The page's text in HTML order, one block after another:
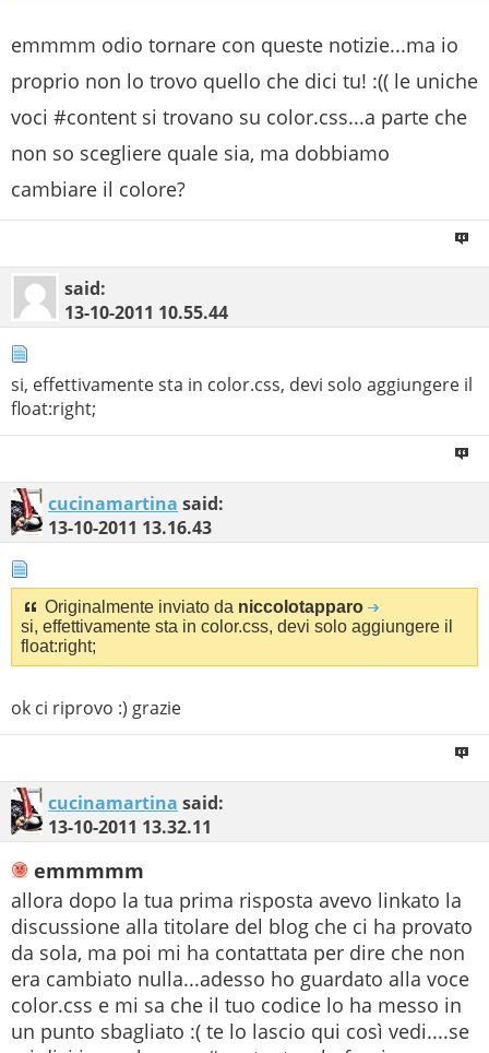
emmmm odio tornare con queste notizie...ma io
proprio non lo trovo quello che dici tu! :(( le uniche
voci #content si trovano su color.css...a parte che
non so scegliere quale sia, ma dobbiamo
cambiare il colore?
said:
13-10-2011 10.55.44
si, effettivamente sta in color.css, devi solo aggiungere il
float:right;
cucinamartina said:
13-10-2011 13.16.43
Originalmente inviato da niccolotapparo
si, effettivamente sta in color.css, devi solo aggiungere il
float:right;
ok ci riprovo :) grazie
cucinamartina said:
13-10-2011 13.32.11
emmmmm
allora dopo la tua prima risposta avevo linkato la
discussione alla titolare del blog che ci ha provato
da sola, ma poi mi ha contattata per dire che non
era cambiato nulla...adesso ho guardato alla voce
color.css e mi sa che il tuo codice lo ha messo in
un punto sbagliato :( te lo lascio qui così vedi....se